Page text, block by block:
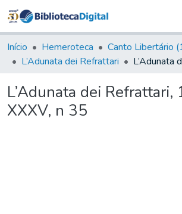
&
Coleções
Tudo na
Digital
Início Hemeroteca
L’Adunata dei Refrattari
L’Adunata dei Refrattari,
XXXV, n 35